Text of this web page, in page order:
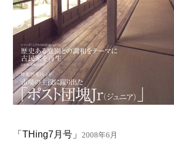
「THing7月号」 2008年6月